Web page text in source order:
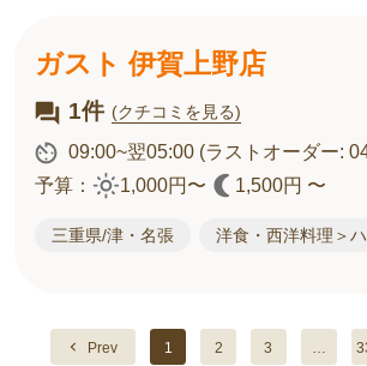
ガスト 伊賀上野店
1件 (クチコミを見る)
09:00~翌05:00 (ラストオーダー:
予算：
1,000円〜 1,500円 〜
三重県/津・名張 洋食・西洋料理＞
Prev 1 2 3